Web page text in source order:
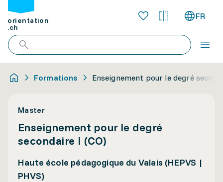
orientation
.ch
FR
Formations Enseignement pour le degré
Master
Enseignement pour le degré
secondaire I (CO)
Haute école pédagogique du Valais (HEPVS |
PHVS)